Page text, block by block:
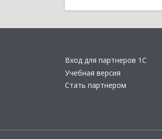
Вход для партнеров 1С
Учебная версия
Стать партнером